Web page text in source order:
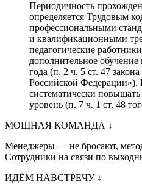
Периодичность
определяется Трудовым
профессиональными
и квалификационными
педагогические
дополнительное обучение
года (п. 2 ч. 5 ст. 47
Российской
систематически
уровень (п. 7 ч. 1 ст. 48
МОЩНАЯ КОМАНДА ↓
Менеджеры — не бросают,
Сотрудники на связи по
ИДЁМ НАВСТРЕЧУ ↓